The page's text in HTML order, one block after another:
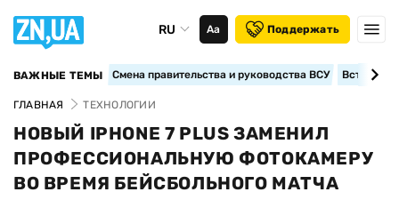
RU Аа Поддержать
ВАЖНЫЕ ТЕМЫ Смена правительства и руководства ВСУ
ГЛАВНАЯ ТЕХНОЛОГИИ
НОВЫЙ IPHONE 7 PLUS ЗАМЕНИЛ
ПРОФЕССИОНАЛЬНУЮ ФОТОКАМЕРУ
ВО ВРЕМЯ БЕЙСБОЛЬНОГО МАТЧА